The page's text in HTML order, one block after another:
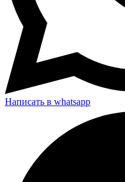
Написать в whatsapp